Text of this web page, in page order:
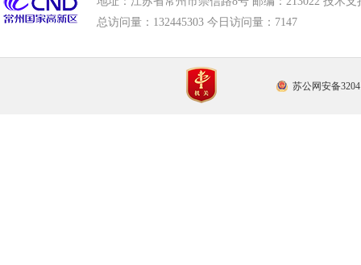
总访问量： 132445303 今日访问量： 7147
苏公网安备